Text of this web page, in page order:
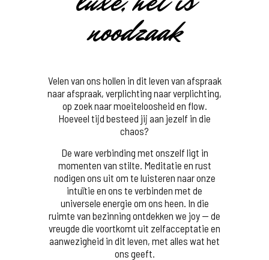
noodzaak
Velen van ons hollen in dit leven van afspraak
naar afspraak, verplichting naar verplichting,
op zoek naar moeiteloosheid en flow.
Hoeveel tijd besteed jij aan jezelf in die
chaos?
De ware verbinding met onszelf ligt in
momenten van stilte. Meditatie en rust
nodigen ons uit om te luisteren naar onze
intuïtie en ons te verbinden met de
universele energie om ons heen. In die
ruimte van bezinning ontdekken we joy — de
vreugde die voortkomt uit zelfacceptatie en
aanwezigheid in dit leven, met alles wat het
ons geeft.